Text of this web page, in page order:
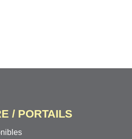
/ PORTAILS